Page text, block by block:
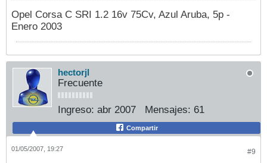
Opel Corsa C SRI 1.2 16v 75Cv, Azul Aruba, 5p -
Enero 2003
hectorjl
Frecuente
Ingreso: abr 2007 Mensajes: 61
Compartir
#9
01/05/2007, 19:27